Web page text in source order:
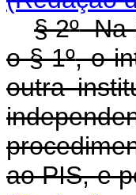
§ 2ºNa
o § 1º, o
outra
ao PIS,